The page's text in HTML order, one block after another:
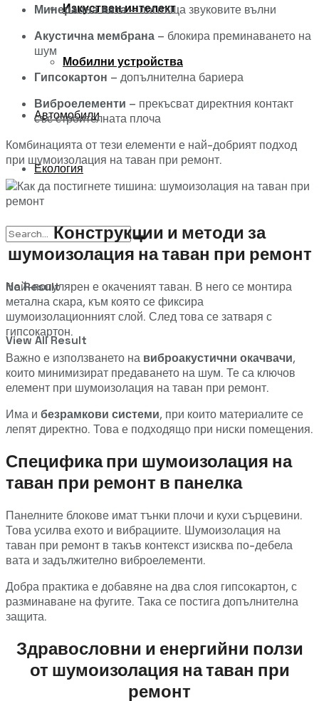
Изкуствен интелект
Мобилни устройства
Автомобили
Екология
No Result
View All Result
Минералнавата–поглъщазвуковите вълни
Акустична мембрана – блокира преминаването на
шум
Гипсокартон – допълнителна бариера
Виброелементи – прекъсватдиректния контакт
съсстроителната плоча
Комбинациятаоттези елементи е най-добрият подход
при шумоизолация натаван при ремонт.
Конструкции и методи за
шумоизолация натаван при ремонт
Най-популярен еокаченияттаван. В негосе монтира
металнаскара, към коятосефиксира
шумоизолационниятслой. Следтовасезатваря с
гипсокартон.
Важное използването на виброакустични окачвачи,
които минимизират предаването на шум. Теса ключов
елемент при шумоизолация натаван при ремонт.
Има и безрамкови системи, при които материалитесе
лепятдиректно. Товае подходящо при ниски помещения.
Спецификапри шумоизолация на
таван при ремонт в панелка
Панелните блокове иматтънки плочи и кухи сърцевини.
Товаусилваехото и вибрациите. Шумоизолация на
таван при ремонт в такъв контекст изисква по-дебела
вата и задължително виброелементи.
Добра практикаедобавяне надваслоя гипсокартон, с
разминаване нафугите. Такасе постигадопълнителна
защита.
Здравословни и енергийни ползи
от шумоизолация натаван при
ремонт